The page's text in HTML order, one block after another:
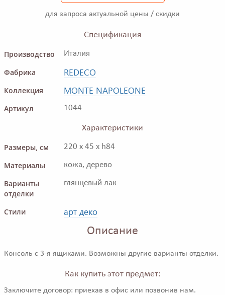
для запроса актуальной цены / скидки
Спецификация
Производство
Италия
Фабрика REDECO
Коллекция MONTE NAPOLEONE
Артикул 1044
Характеристики
Размеры, см
220 x 45 x h84
Материалы кожа, дерево
Варианты
отделки
глянцевый лак
Стили арт деко
Описание
Консоль с 3-я ящиками. Возможны другие варианты отделки.
Как купить этот предмет:
Заключите договор: приехав в офис или позвонив нам.